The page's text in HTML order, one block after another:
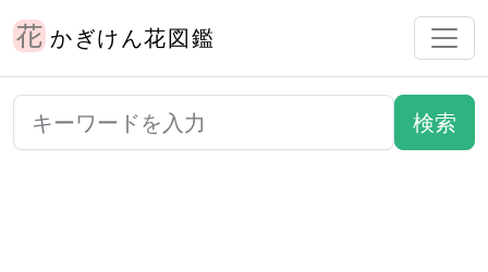
かぎけん花図鑑